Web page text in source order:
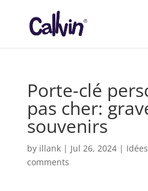
Porte-clé
pas cher:
souvenirs
by illank| Jul 26, 2024|
comments